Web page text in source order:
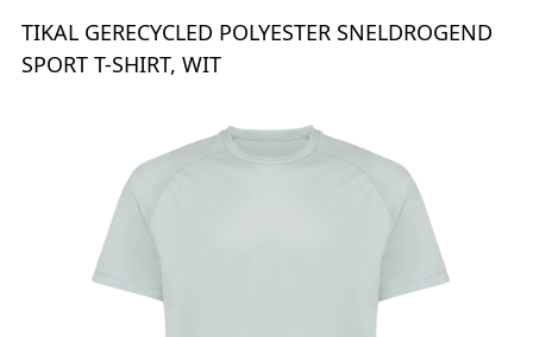
TIKAL GERECYCLED POLYESTER SNELDROGEND
SPORT T-SHIRT, WIT